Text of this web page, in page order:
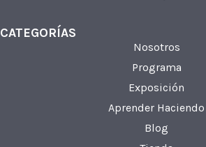
CATEGORÍAS
Nosotros
Programa
Exposición
Aprender Haciendo
Blog